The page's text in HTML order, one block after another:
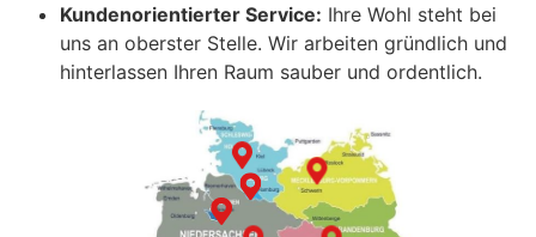
Kundenorientierter Service: Ihre Wohl steht bei
uns an oberster Stelle. Wir arbeiten gründlich und
hinterlassen Ihren Raum sauber und ordentlich.